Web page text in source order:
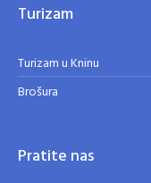
Turizam
Turizam u Kninu
Brošura
Pratite nas